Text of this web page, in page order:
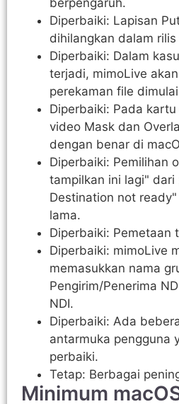
berpengaruh.
Diperbaiki: Lapisan
dihilangkan dalam rilis
Diperbaiki: Dalam
terjadi, mimoLive
perekaman file
Diperbaiki: Pada
video Mask dan
dengan benar di
Diperbaiki: Pemilihan
tampilkan ini lagi" dari
Destination not
lama.
Diperbaiki: Pemetaan
Diperbaiki: mimoLive
memasukkan nama
Pengirim/Penerima
NDI.
Diperbaiki: Ada
antarmuka pengguna
perbaiki.
Tetap: Berbagai
Minimum